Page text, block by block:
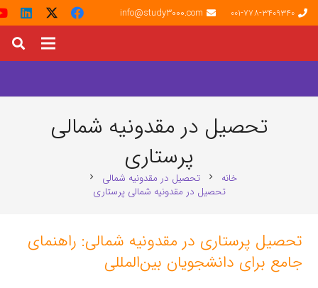
001-778-3409340
info@study3000.com
تحصیل در مقدونیه شمالی
پرستاری
خانه chevron_right تحصیل در مقدونیه شمالی chevron_right
تحصیل در مقدونیه شمالی پرستاری
تحصیل پرستاری در مقدونیه شمالی: راهنمای
جامع برای دانشجویان بین‌المللی